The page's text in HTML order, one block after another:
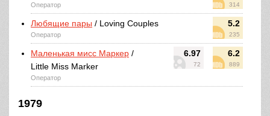
314
Оператор
5.2
235
Любящие пары / Loving Couples
Оператор
6.97
72
6.2
889
Маленькая мисс Маркер /
Little Miss Marker
Оператор
1979